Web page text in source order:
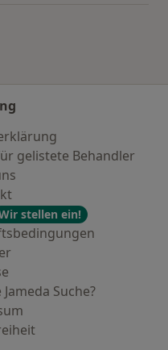
gelistete Behandler
stellen ein!
Suche?